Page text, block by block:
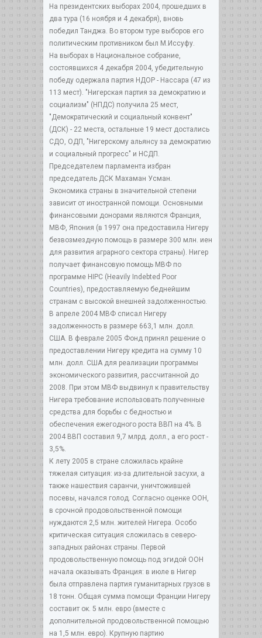
На президентских выборах 2004, прошедших в
два тура (16 ноября и 4 декабря), вновь
победил Танджа. Во втором туре выборов его
политическим противником был М.Иссуфу.
На выборах в Национальное собрание,
состоявшихся 4 декабря 2004, убедительную
победу одержала партия НДОР - Нассара (47 из
113 мест). "Нигерская партия за демократию и
социализм" (НПДС) получила 25 мест,
"Демократический и социальный конвент"
(ДСК) - 22 места, остальные 19 мест достались
СДО, ОДП, "Нигерскому альянсу за демократию
и социальный прогресс" и НСДП.
Председателем парламента избран
председатель ДСК Махаман Усман.
Экономика страны в значительной степени
зависит от иностранной помощи. Основными
финансовыми донорами являются Франция,
МВФ, Япония (в 1997 она предоставила Нигеру
безвозмездную помощь в размере 300 млн. иен
для развития аграрного сектора страны). Нигер
получает финансовую помощь МВФ по
программе HIPC (Heavily Indebted Poor
Countries), предоставляемую беднейшим
странам с высокой внешней задолженностью.
В апреле 2004 МВФ списал Нигеру
задолженность в размере 663,1 млн. долл.
США. В феврале 2005 Фонд принял решение о
предоставлении Нигеру кредита на сумму 10
млн. долл. США для реализации программы
экономического развития, рассчитанной до
2008. При этом МВФ выдвинул к правительству
Нигера требование использовать полученные
средства для борьбы с бедностью и
обеспечения ежегодного роста ВВП на 4%. В
2004 ВВП составил 9,7 млрд. долл., а его рост -
3,5%.
К лету 2005 в стране сложилась крайне
тяжелая ситуация: из-за длительной засухи, а
также нашествия саранчи, уничтожившей
посевы, начался голод. Согласно оценке ООН,
в срочной продовольственной помощи
нуждаются 2,5 млн. жителей Нигера. Особо
критическая ситуация сложилась в северо-
западных районах страны. Первой
продовольственную помощь под эгидой ООН
начала оказывать Франция: в июле в Нигер
была отправлена партия гуманитарных грузов в
18 тонн. Общая сумма помощи Франции Нигеру
составит ок. 5 млн. евро (вместе с
дополнительной продовольственной помощью
на 1,5 млн. евро). Крупную партию